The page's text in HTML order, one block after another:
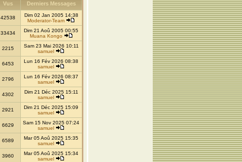
Vus Derniers Messages
42538
Dim 02 Jan 2005 14:38
Moderator-Team
33434
Dim 21 Aoû 2005 00:55
Muana Kongo
2215
Sam 23 Mai 2026 10:11
samuel
6453
Lun 16 Fév 2026 08:38
samuel
2796
Lun 16 Fév 2026 08:37
samuel
4302
Dim 21 Déc 2025 15:11
samuel
2921
Dim 21 Déc 2025 15:09
samuel
6629
Sam 15 Nov 2025 07:24
samuel
6589
Mar 05 Aoû 2025 15:35
samuel
3960
Mar 05 Aoû 2025 15:34
samuel